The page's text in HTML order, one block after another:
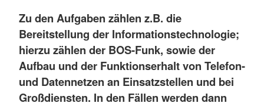
Zu den Aufgaben zählen z.B. die
Bereitstellung der Informationstechnologie;
hierzu zählen der BOS-Funk, sowie der
Aufbau und der Funktionserhalt von Telefon-
und Datennetzen an Einsatzstellen und bei
Großdiensten. In den Fällen werden dann